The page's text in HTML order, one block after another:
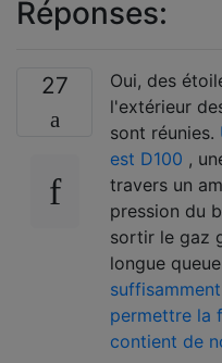
Réponses:
27
Oui, des
l'extérieur
sont réunies.
est D100 ,
travers un
pression du
sortir le gaz
longue
permettre la
contient de